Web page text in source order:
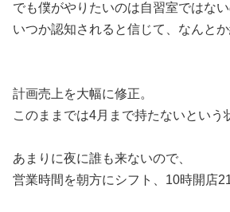
でも僕がやりたいのは自習室ではない
いつか認知されると信じて、なんとか
計画売上を大幅に修正。
このままでは4月まで持たないという
あまりに夜に誰も来ないので、
営業時間を朝方にシフト、10時開店